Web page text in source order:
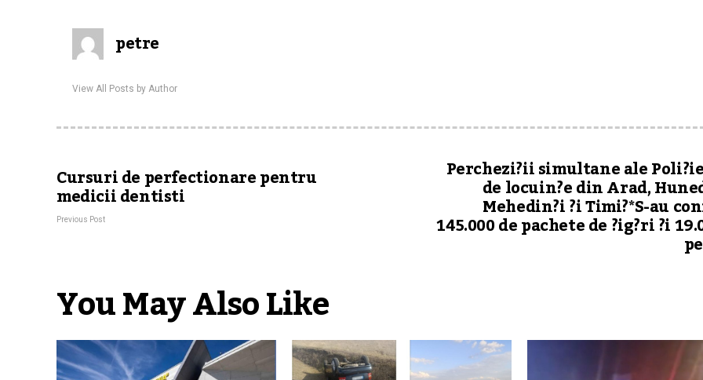
petre
View All Posts by Author
Cursuri de perfectionare pentru
medicii dentisti
Previous Post
Perchezi?ii simultane ale
de locuin?e din Arad,
Mehedin?i ?i Timi?*S-au
145.000 de pachete de ?ig?ri ?i
You May Also Like